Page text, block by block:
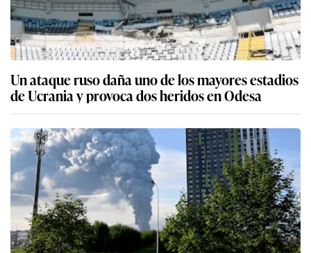
Un ataque ruso daña uno de los mayores estadios
de Ucrania y provoca dos heridos en Odesa